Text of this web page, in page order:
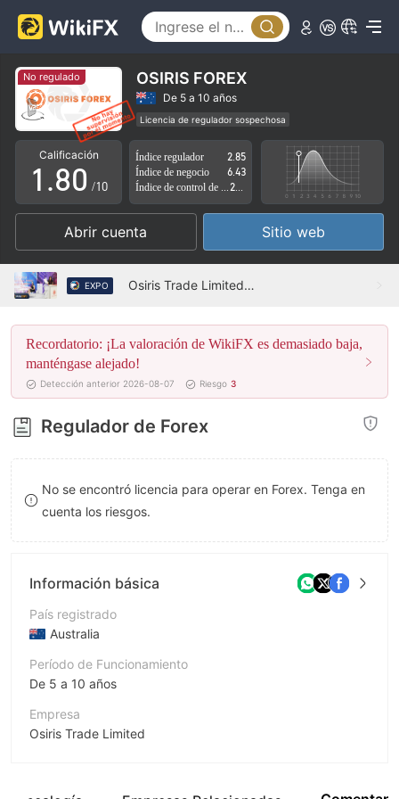
No regulado OSIRIS FOREX
De 5 a 10 años
Licencia de regulador sospechosa
Zona de negocio sospechoso
Riesgo potencial alto
Calificación
0
1
2
3
4
5
6
7
8
9
.
4
5
6
7
8
9
0
1
2
3
4
5
6
7
8
9
/10
Índice regulador
2.85
Índice de negocio
6.43
Abrir cuenta Sitio web
EXPO Osiris Trade Limiteden wiki finanzas expo dubai 2022
Recordatorio: ¡La valoración de WikiFX es demasiado baja,
manténgase alejado!
Detección anterior 2026-08-07 Riesgo 3
Regulador de Forex
No se encontró licencia para operar en Forex. Tenga en
cuenta los riesgos.
Información básica
País registrado
Australia
Período de Funcionamiento
De 5 a 10 años
Empresa
Osiris Trade Limited